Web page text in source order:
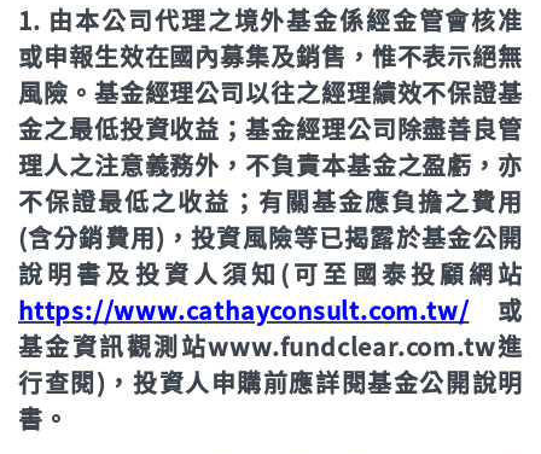
1. 由本公司代理之境外基金係經金管會核准
或申報生效在國內募集及銷售，惟不表示絕無
風險。基金經理公司以往之經理績效不保證基
金之最低投資收益；基金經理公司除盡善良管
理人之注意義務外，不負責本基金之盈虧，亦
不保證最低之收益；有關基金應負擔之費用
(含分銷費用)，投資風險等已揭露於基金公開
說明書及投資人須知(可至國泰投顧網站
https://www.cathayconsult.com.tw/或
基金資訊觀測站www.fundclear.com.tw進
行查閱)，投資人申購前應詳閱基金公開說明
書。